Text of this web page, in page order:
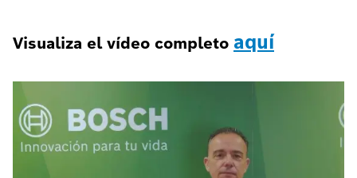
Visualiza el vídeo completo aquí